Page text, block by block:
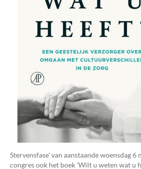
Stervensfase' van aanstaande woensdag
congres ook het boek 'Wilt u weten wat u